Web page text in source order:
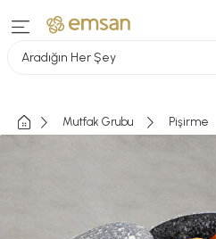
Aradığın Her Şey
Mutfak Grubu Pişirme